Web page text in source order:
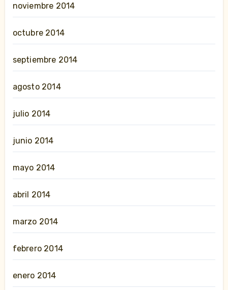
noviembre 2014
octubre 2014
septiembre 2014
agosto 2014
julio 2014
junio 2014
mayo 2014
abril 2014
marzo 2014
febrero 2014
enero 2014